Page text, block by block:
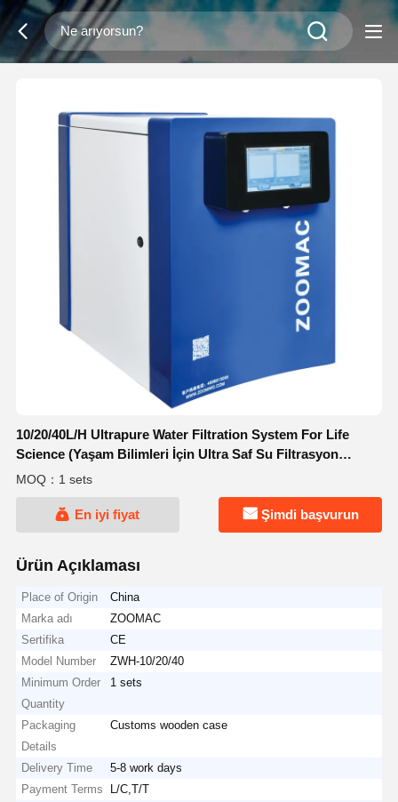
10/20/40L/H Ultrapure Water Filtration System For Life
Science (Yaşam Bilimleri İçin Ultra Saf Su Filtrasyon
Sistemi)
MOQ：1 sets
En iyi fiyat Şimdi başvurun
Ürün Açıklaması
Place of Origin
China
Marka adı
ZOOMAC
Sertifika
CE
Model Number
ZWH-10/20/40
Minimum Order
Quantity
1 sets
Packaging
Details
Customs wooden case
Delivery Time
5-8 work days
Payment Terms
L/C,T/T